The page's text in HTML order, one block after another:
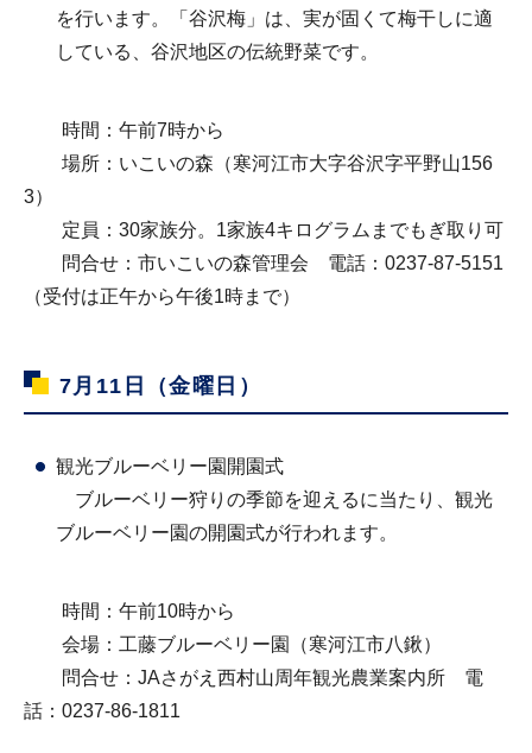
を行います。「谷沢梅」は、実が固くて梅干しに適
している、谷沢地区の伝統野菜です。
時間：午前7時から
場所：いこいの森（寒河江市大字谷沢字平野山156
3）
定員：30家族分。1家族4キログラムまでもぎ取り可
問合せ：市いこいの森管理会 電話：0237-87-5151
（受付は正午から午後1時まで）
7月11日（金曜日）
観光ブルーベリー園開園式
ブルーベリー狩りの季節を迎えるに当たり、観光
ブルーベリー園の開園式が行われます。
時間：午前10時から
会場：工藤ブルーベリー園（寒河江市八鍬）
問合せ：JAさがえ西村山周年観光農業案内所 電
話：0237-86-1811